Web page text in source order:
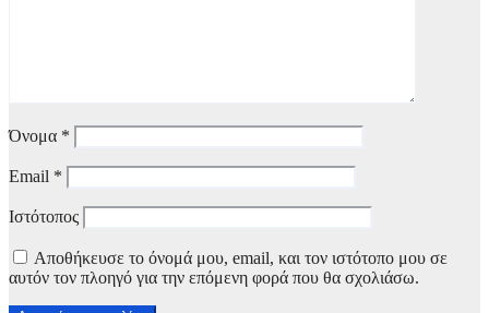
Όνομα *
Email *
Ιστότοπος
Αποθήκευσε το όνομά μου, email, και τον ιστότοπο μου σε
αυτόν τον πλοηγό για την επόμενη φορά που θα σχολιάσω.